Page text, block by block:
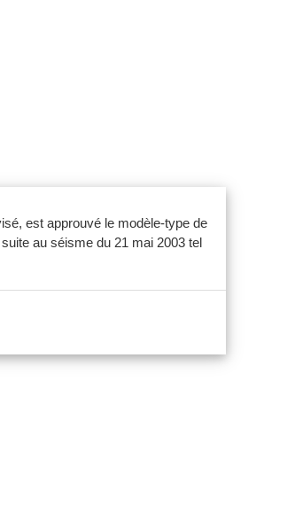
est approuvé le modèle-type de
au séisme du 21 mai 2003 tel